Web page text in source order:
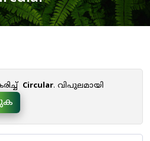
Circular. വിപുലമായി